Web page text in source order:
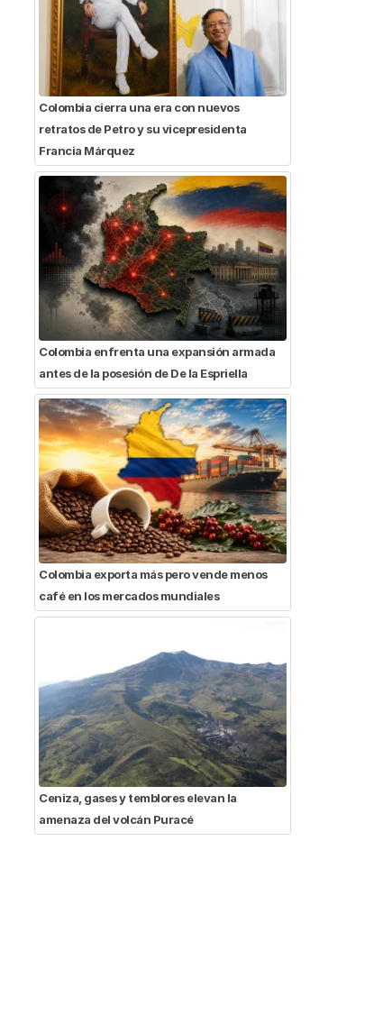
Colombia cierra una era con nuevos
retratos de Petro y su vicepresidenta
Francia Márquez
Colombia enfrenta una expansión armada
antes de la posesión de De la Espriella
Colombia exporta más pero vende menos
café en los mercados mundiales
Ceniza, gases y temblores elevan la
amenaza del volcán Puracé